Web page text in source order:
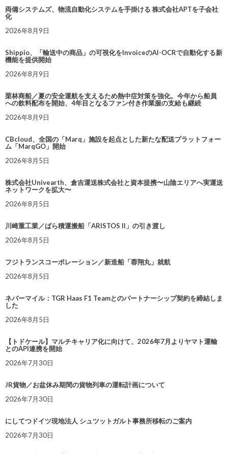
両備システムズ、物流自動化システムを手掛ける 株式会社APTを子会社
化
2026年8月9日
Shippio、「輸送中の商品」の可視化をInvoiceのAI-OCRで自動化する新
機能を提供開始
2026年8月9日
栗林商船／夏の安全運航を支えるため熱中症対策を強化。今年から船員
への飲料配布を開始、4年目となるファン付き作業服の支給も継続
2026年8月9日
CBcloud、全国の「Marq」施設を起点とした新たな配送プラットフォー
ム「MarqGO」開始
2026年8月5日
株式会社Univearth、倉吉運送株式会社と資本提携〜山陰エリアへ実運送
ネットワークを拡大〜
2026年8月5日
川崎重工業／ばら積運搬船「ARISTOS II」の引き渡し
2026年8月5日
フジトランスコーポレーション／新造船「蓉翔丸」就航
2026年8月5日
ネバーマイル：TGR Haas F1 Teamとのパートナーシップ契約を締結しま
した
2026年8月5日
【トドケール】マルチキャリア化に向けて、2026年7月よりヤマト運輸
とのAPI連携を開始
2026年7月30日
JR貨物／お盆休み期間の貨物列車の運転計画について
2026年7月30日
にしてつドイツ現地法人 シュツットガルト事務所移転のご案内
2026年7月30日